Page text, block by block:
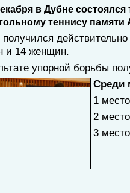
в Дубне
теннису
получился
и 14 женщин.
упорной борьбы
Среди
1
2
3